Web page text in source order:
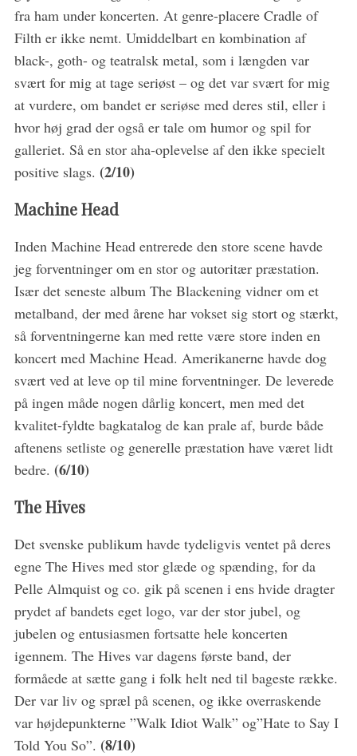
fra ham under koncerten. At genre-placere Cradle of
Filth er ikke nemt. Umiddelbart en kombination af
black-, goth- og teatralsk metal, som i længden var
svært for mig at tage seriøst – og det var svært for mig
at vurdere, om bandet er seriøse med deres stil, eller i
hvor høj grad der også er tale om humor og spil for
galleriet. Så en stor aha-oplevelse af den ikke specielt
positive slags. (2/10)
Machine Head
Inden Machine Head entrerede den store scene havde
jeg forventninger om en stor og autoritær præstation.
Især det seneste album The Blackening vidner om et
metalband, der med årene har vokset sig stort og stærkt,
så forventningerne kan med rette være store inden en
koncert med Machine Head. Amerikanerne havde dog
svært ved at leve op til mine forventninger. De leverede
på ingen måde nogen dårlig koncert, men med det
kvalitet-fyldte bagkatalog de kan prale af, burde både
aftenens setliste og generelle præstation have været lidt
bedre. (6/10)
The Hives
Det svenske publikum havde tydeligvis ventet på deres
egne The Hives med stor glæde og spænding, for da
Pelle Almquist og co. gik på scenen i ens hvide dragter
prydet af bandets eget logo, var der stor jubel, og
jubelen og entusiasmen fortsatte hele koncerten
igennem. The Hives var dagens første band, der
formåede at sætte gang i folk helt ned til bageste række.
Der var liv og spræl på scenen, og ikke overraskende
var højdepunkterne ”Walk Idiot Walk” og”Hate to Say I
Told You So”. (8/10)